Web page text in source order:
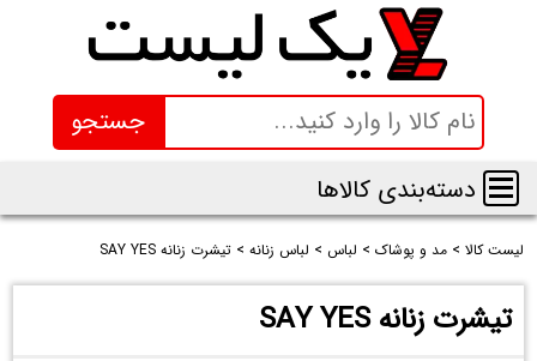
جستجو
دسته‌بندی کالاها
لیست کالا >مد و پوشاک > لباس > لباس زنانه >تیشرت زنانه SAY YES
تیشرت زنانه SAY YES